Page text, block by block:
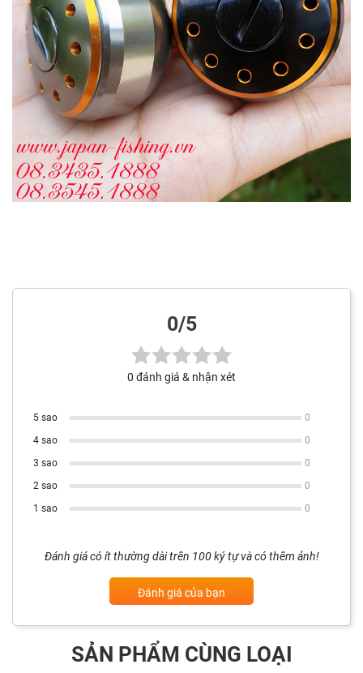
0/5
0 đánh giá & nhận xét
5 sao
0
4 sao
0
3 sao
0
2 sao
0
1 sao
0
Đánh giá có ít thường dài trên 100 ký tự và có thêm ảnh!
Đánh giá của bạn
SẢN PHẨM CÙNG LOẠI